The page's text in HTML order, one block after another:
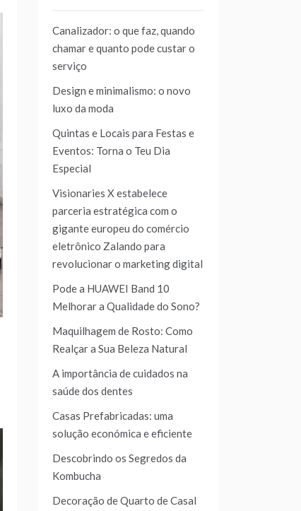
Canalizador: o que faz, quando
chamar e quanto pode custar o
serviço
Design e minimalismo: o novo
luxo da moda
Quintas e Locais para Festas e
Eventos: Torna o Teu Dia
Especial
Visionaries X estabelece
parceria estratégica com o
gigante europeu do comércio
eletrônico Zalando para
revolucionar o marketing digital
Pode a HUAWEI Band 10
Melhorar a Qualidade do Sono?
Maquilhagem de Rosto: Como
Realçar a Sua Beleza Natural
A importância de cuidados na
saúde dos dentes
Casas Prefabricadas: uma
solução económica e eficiente
Descobrindo os Segredos da
Kombucha
Decoração de Quarto de Casal